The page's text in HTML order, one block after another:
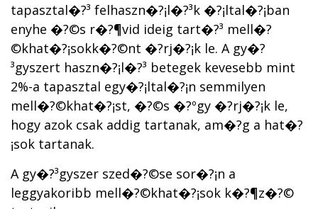
tapasztal�?³ felhaszn�?¡l�?³k �?¡ltal�?¡ban
enyhe �?©s r�?¶vid ideig tart�?³ mell�?
©khat�?¡sokk�?©nt �?­rj�?¡k le. A gy�?
³gyszert haszn�?¡l�?³ betegek kevesebb mint
2%-a tapasztal egy�?¡ltal�?¡n semmilyen
mell�?©khat�?¡st, �?©s �?ºgy �?­rj�?¡k le,
hogy azok csak addig tartanak, am�?­g a hat�?
¡sok tartanak.
A gy�?³gyszer szed�?©se sor�?¡n a
leggyakoribb mell�?©khat�?¡sok k�?¶z�?©